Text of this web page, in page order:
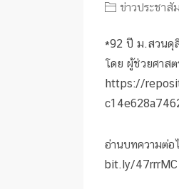
ข่าวประชาสั
*92 ปี ม.สวนดุ
โดย ผู้ช่วยศาส
https://
อ่านบทความต่
bit.ly/47rrrMC